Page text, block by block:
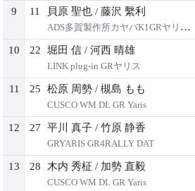
9 11 貝原 聖也 / 藤沢 繫利
ADS多賀製作所カヤバK1GRヤリスDL
10 22 堀田 信 / 河西 晴雄
LINK plug-in GRヤリス
11 25 松原 周勢 / 槻島 もも
CUSCO WM DL GR Yaris
12 27 平川 真子 / 竹原 静香
GRYARIS GR4RALLY DAT
13 28 木内 秀柾 / 加勢 直毅
CUSCO WM DL GR Yaris